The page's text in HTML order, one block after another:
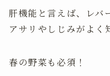
肝機能と言えば、レバ
アサリやしじみがよく
春の野菜も必須！